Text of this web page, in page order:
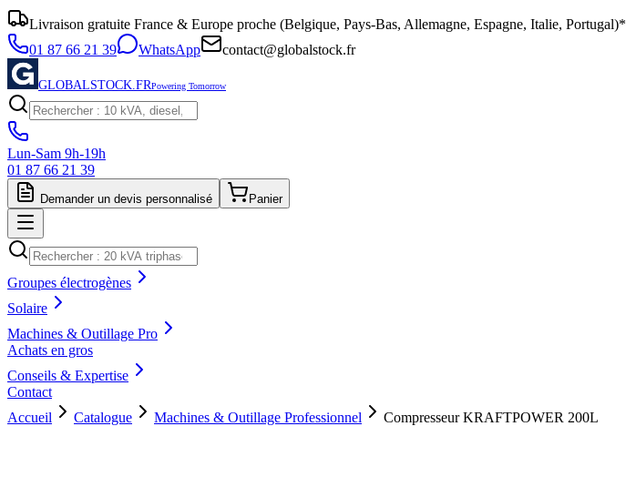
Livraison gratuite France & Europe proche (Belgique, Pays-Bas, Allemagne, Espagne, Italie, Portugal)*
01 87 66 21 39
WhatsApp contact@globalstock.fr
GLOBALSTOCK.FRPowering Tomorrow
Lun-Sam 9h-19h
01 87 66 21 39
Demander un devis personnalisé Panier
Groupes électrogènes
Solaire
Machines & Outillage Pro
Achats en gros
Conseils & Expertise
Contact
Accueil
Catalogue Machines & Outillage Professionnel Compresseur KRAFTPOWER 200L